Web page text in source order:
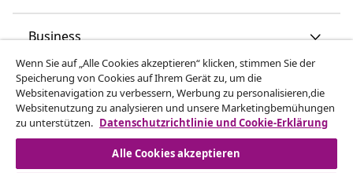
Business
vidaXL
Mehr entdecken
Wenn Sie auf „Alle Cookies akzeptieren“ klicken, stimmen Sie der
Speicherung von Cookies auf Ihrem Gerät zu, um die
Websitenavigation zu verbessern, Werbung zu personalisieren,die
Websitenutzung zu analysieren und unsere Marketingbemühungen
zu unterstützen. Datenschutzrichtlinie und Cookie-Erklärung
Alle Cookies akzeptieren